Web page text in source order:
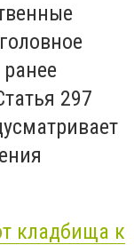
297
кладбища к